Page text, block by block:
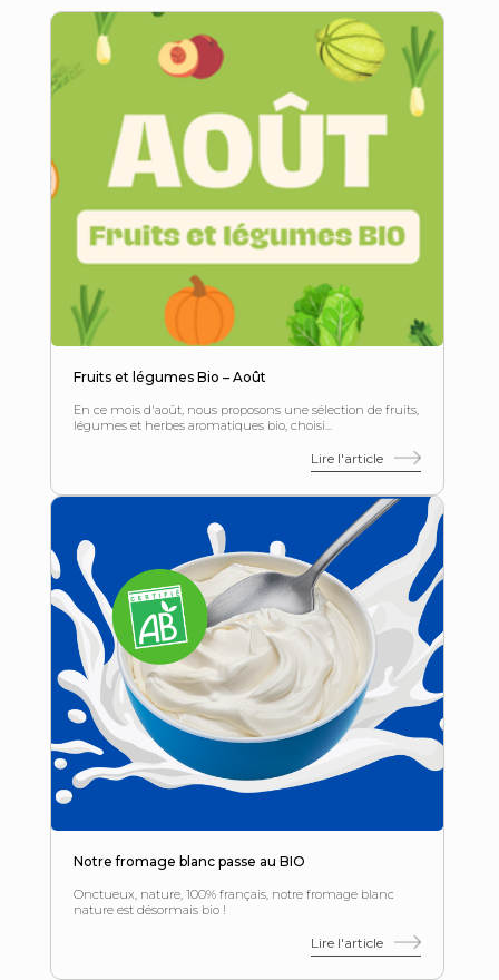
Fruits et légumes Bio – Août
En ce mois d'août, nous proposons une sélection de fruits,
légumes et herbes aromatiques bio, choisi...
Lire l'article
Notre fromage blanc passe au BIO
Onctueux, nature, 100% français, notre fromage blanc
nature est désormais bio !
Lire l'article